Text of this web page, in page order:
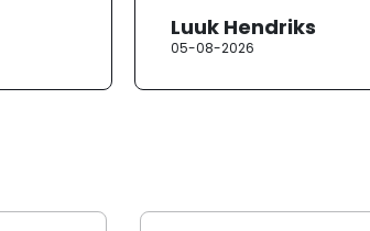
opgenomen met de
klantenservice. Helaas
erg moeizaam;
wordt opgelost en
Luuk Hendriks
05-08-2026